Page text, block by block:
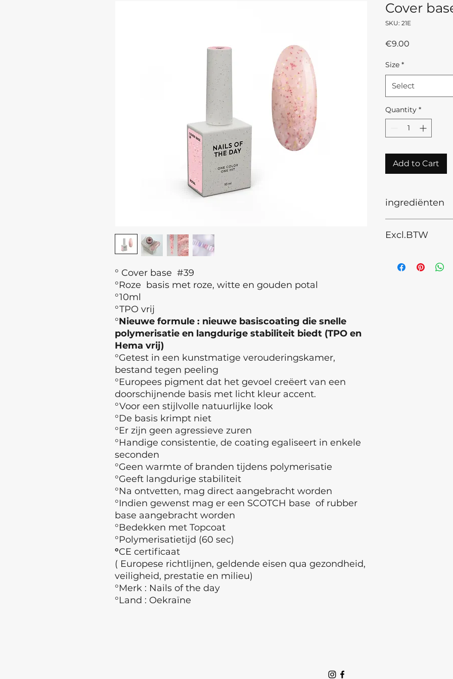
° Cover base #39
°Roze basis met roze, witte en gouden potal
°10ml
°TPO vrij
°Nieuwe formule : nieuwe basiscoating die snelle
polymerisatie en langdurige stabiliteit biedt (TPO en
Hema vrij)
°Getest in een kunstmatige verouderingskamer,
bestand tegen peeling
°Europees pigment dat het gevoel creëert van een
doorschijnende basis met licht kleur accent.
°Voor een stijlvolle natuurlijke look
°De basis krimpt niet
°Er zijn geen agressieve zuren
°Handige consistentie, de coating egaliseert in enkele
seconden
°Geen warmte of branden tijdens polymerisatie
°Geeft langdurige stabiliteit
°Na ontvetten, mag direct aangebracht worden
°Indien gewenst mag er een SCOTCH base of rubber
base aangebracht worden
°Bedekken met Topcoat
°Polymerisatietijd (60 sec)
°CE certificaat
( Europese richtlijnen, geldende eisen qua gezondheid,
veiligheid, prestatie en milieu)
°Merk : Nails of the day
°Land : Oekraïne
Cover
SKU: 21E
€9.00
Size *
Select
Quantity *
Add to Cart
ingrediënten
Dimeticone,
cause an allergic
Excl.BTW